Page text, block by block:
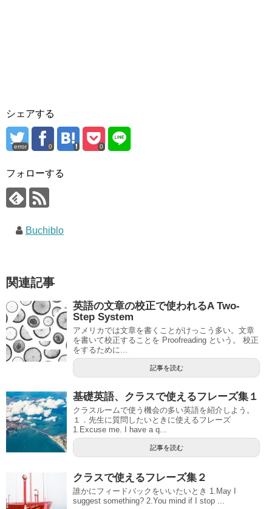
シェアする
error 0 0
フォローする
Buchiblo
関連記事
英語の文章の校正で使われるA Two-
Step System
アメリカでは文章を書くことがけっこう多い。文章
を書いて校正することを Proofreading という。 校正
をするために...
記事を読む
基礎英語、クラスで使えるフレーズ集１
クラスルームで使う機会の多い英語を紹介しよう。
１．先生に質問したいときに使えるフレーズ
1.Excuse me. I have a q...
記事を読む
クラスで使えるフレーズ集２
誰かにフィードバックをいいたいとき 1.May I
suggest something? 2.You mind if I stop ...